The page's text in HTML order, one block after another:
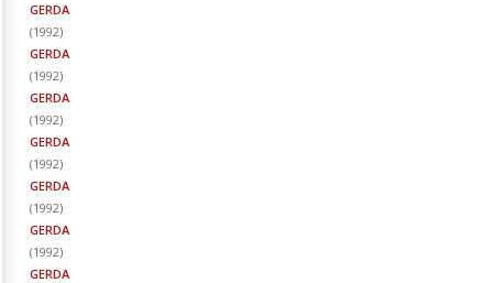
GERDA
(1992)
GERDA
(1992)
GERDA
(1992)
GERDA
(1992)
GERDA
(1992)
GERDA
(1992)
GERDA